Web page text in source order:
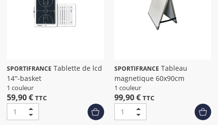
SPORTIFRANCE
14''-basket
1 couleur
59,90 € TTC
SPORTIFRANCE
magnetique 60x90cm
1 couleur
99,90 € TTC